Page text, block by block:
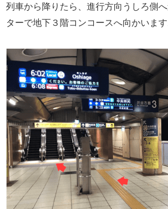
列車から降りたら、進行方向うしろ側
ターで地下３階コンコースへ向かいます